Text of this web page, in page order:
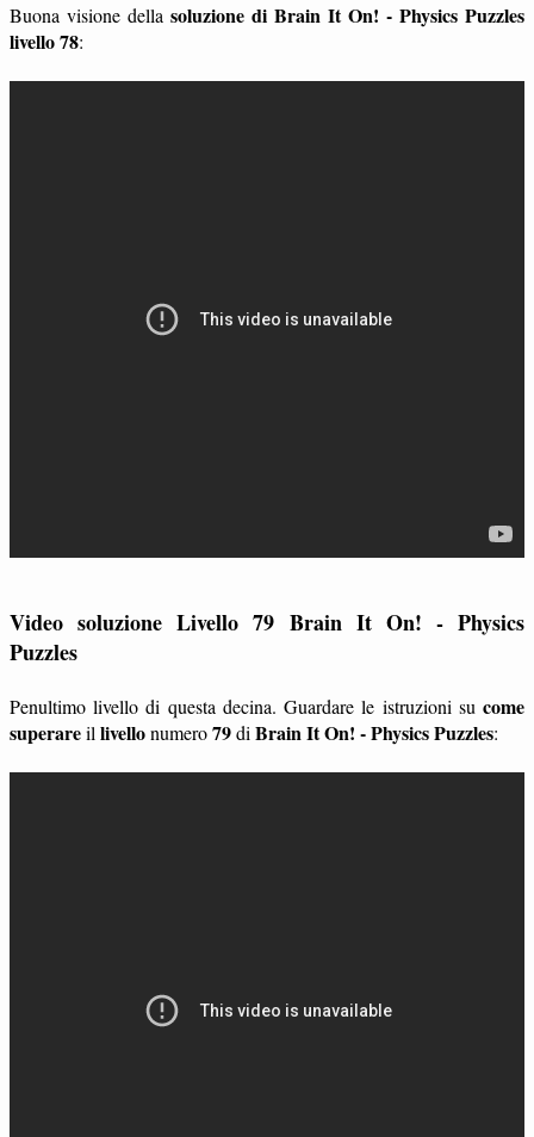
Buona visione della soluzione di Brain It On! - Physics Puzzles
livello 78:
Video soluzione Livello 79 Brain It On! - Physics
Puzzles
Penultimo livello di questa decina. Guardare le istruzioni su come
superareil livellonumero79di Brain It On! - Physics Puzzles: